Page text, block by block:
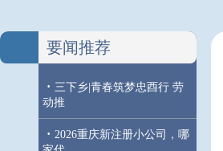
要闻推荐
· 三下乡|青春筑梦忠酉行 劳
动推
· 2026重庆新注册小公司，哪